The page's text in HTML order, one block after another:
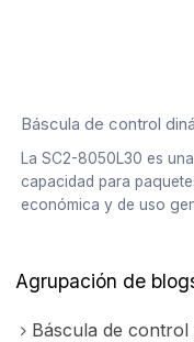
Báscula de control
La SC2-8050L30 es
capacidad para
económica y de uso
Agrupación de
Báscula de